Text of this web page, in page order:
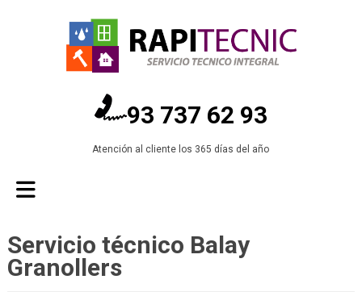
93 737 62 93
Atención al cliente los 365 días del año
Servicio técnico Balay
Granollers